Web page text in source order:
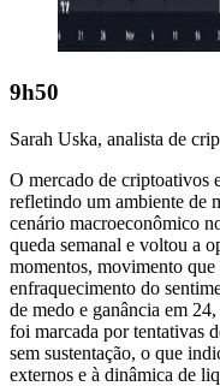
9h50
Sarah Uska, analista de
O mercado de criptoativos
refletindo um ambiente de
cenário macroeconômico
queda semanal e voltou a
momentos, movimento
enfraquecimento do
de medo e ganância em
foi marcada por tentativas
sem sustentação, o que
externos e à dinâmica de